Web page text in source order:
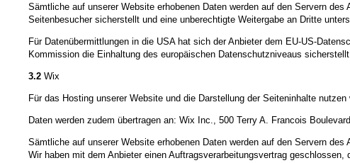
Sämtliche auf unserer Website erhobenen Daten werden auf den Servern
Seitenbesucher sicherstellt und eine unberechtigte Weitergabe an Dritte
Für Datenübermittlungen in die USA hat sich der Anbieter dem EU-US-
Kommission die Einhaltung des europäischen Datenschutzniveaus sicherstellt.
3.2 Wix
Für das Hosting unserer Website und die Darstellung der Seiteninhalte
Daten werden zudem übertragen an: Wix Inc., 500 Terry A. Francois
Sämtliche auf unserer Website erhobenen Daten werden auf den Servern des
Wir haben mit dem Anbieter einen Auftragsverarbeitungsvertrag